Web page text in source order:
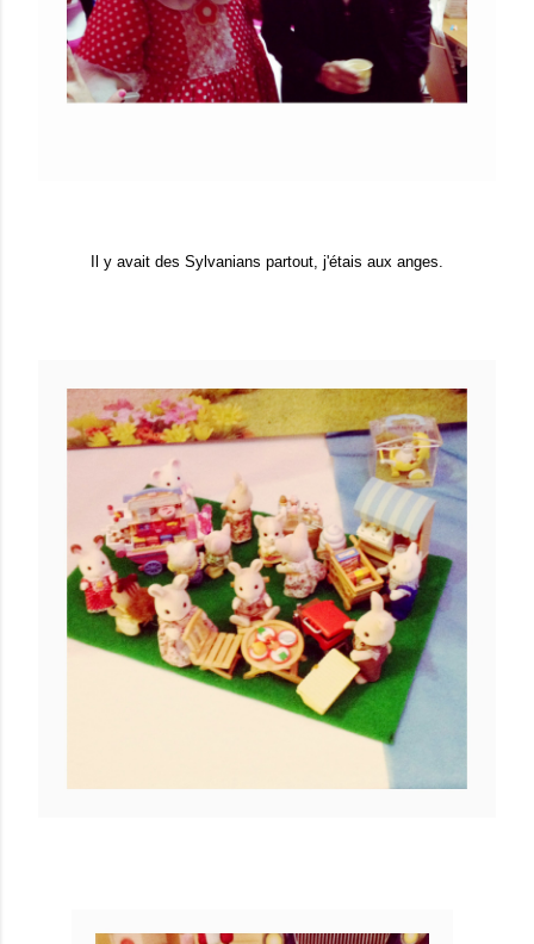
Il y avait des Sylvanians partout, j'étais aux anges.